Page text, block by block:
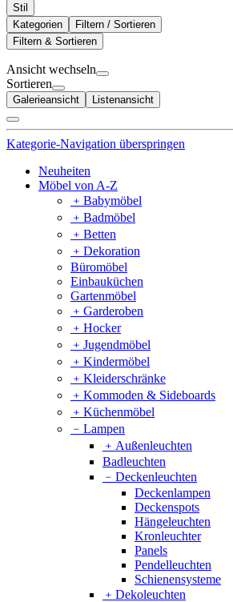
Stil
Kategorien
Filtern / Sortieren
Filtern & Sortieren
Ansicht wechseln
Sortieren
Galerieansicht Listenansicht
Kategorie-Navigation überspringen
Neuheiten
Möbel von A-Z
﹢ Babymöbel
﹢ Badmöbel
﹢ Betten
﹢ Dekoration
Büromöbel
Einbauküchen
Gartenmöbel
﹢ Garderoben
﹢ Hocker
﹢ Jugendmöbel
﹢ Kindermöbel
﹢ Kleiderschränke
﹢ Kommoden & Sideboards
﹢ Küchenmöbel
﹣ Lampen
﹢ Außenleuchten
Badleuchten
﹣ Deckenleuchten
Deckenlampen
Deckenspots
Hängeleuchten
Kronleuchter
Panels
Pendelleuchten
Schienensysteme
﹢ Dekoleuchten